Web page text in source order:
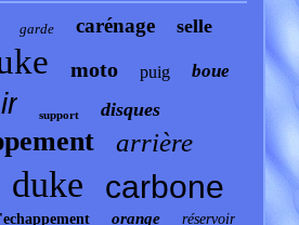
garde carénage selle
moto puig boue
support disques
arrière
duke carbone
orange réservoir